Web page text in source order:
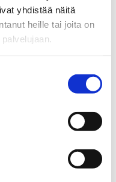
yhdistää näitä
heille tai joita on
0,00€